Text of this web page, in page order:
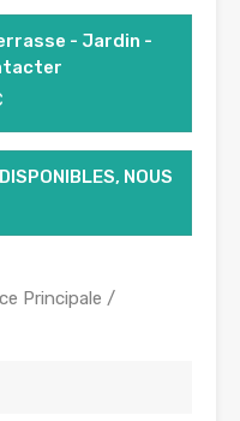
- Jardin -
NOUS
Principale /